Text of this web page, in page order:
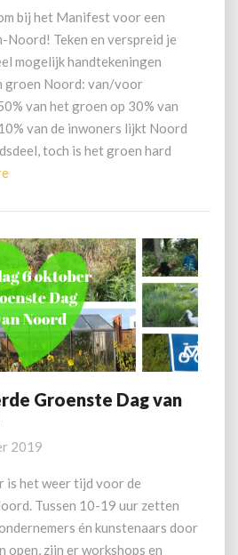
bij het Manifest voor een
Noord! Teken en verspreid je
mogelijk handtekeningen
groen Noord: van/voor
van het groen op 30% van
van de inwoners lijkt Noord
toch is het groen hard
Read
Groenste Dag van
2019
is het weer tijd voor de
Tussen 10-19 uur zetten
én kunstenaars door
open, zijn er workshops en